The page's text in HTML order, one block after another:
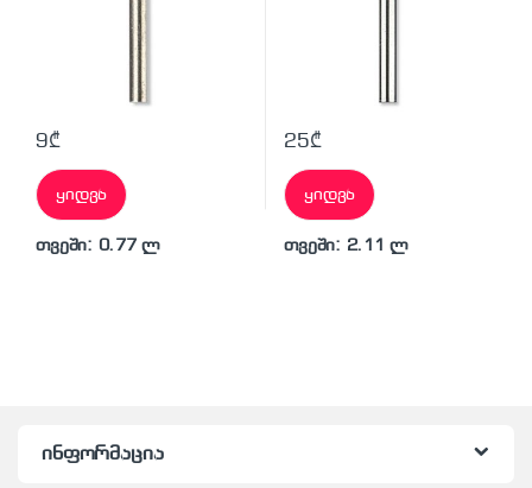
9₾
ყიდვა
თვეში: 0.77 ლ
25₾
ყიდვა
თვეში: 2.11 ლ
ინფორმაცია